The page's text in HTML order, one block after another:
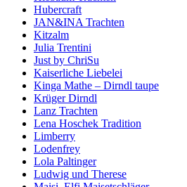
Hubercraft
JAN&INA Trachten
Kitzalm
Julia Trentini
Just by ChriSu
Kaiserliche Liebelei
Kinga Mathe – Dirndl taupe
Krüger Dirndl
Lanz Trachten
Lena Hoschek Tradition
Limberry
Lodenfrey
Lola Paltinger
Ludwig und Therese